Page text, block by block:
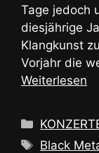
Tage jedoch
diesjährige
Klangkunst
Vorjahr die
Weiterlesen
Black